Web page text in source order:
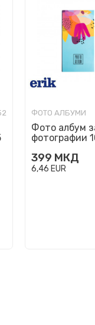
ФОТО АЛБУМИ
Фото албум
фотографии
Summer
399 МКД
6,46 EUR